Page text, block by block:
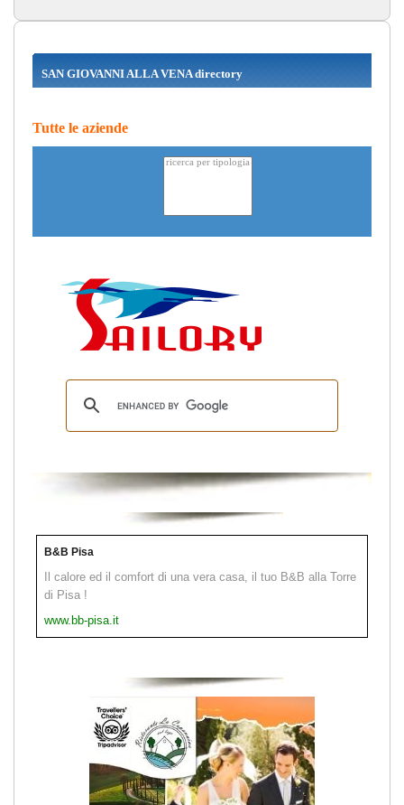
SAN GIOVANNI ALLA VENA directory
Tutte le aziende
B&B Pisa
Il calore ed il comfort di una vera casa, il tuo B&B alla Torre
di Pisa !
www.bb-pisa.it